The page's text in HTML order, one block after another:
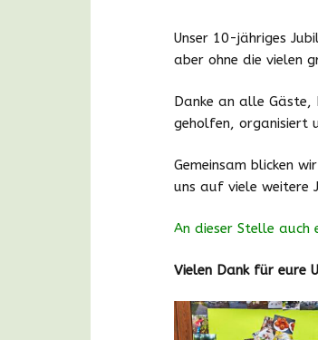
Unser 10-jähriges
aber ohne die vielen
Danke an alle
geholfen, organisiert
Gemeinsam blicken
uns auf viele weitere
An dieser Stelle auch
Vielen Dank für eure